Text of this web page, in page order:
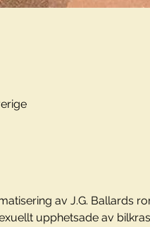
av J.G. Ballards
upphetsade av